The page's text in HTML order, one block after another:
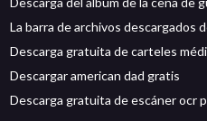
La barra de archivos descargados
Descarga gratuita de carteles
Descargar american dad gratis
Descarga gratuita de escáner ocr